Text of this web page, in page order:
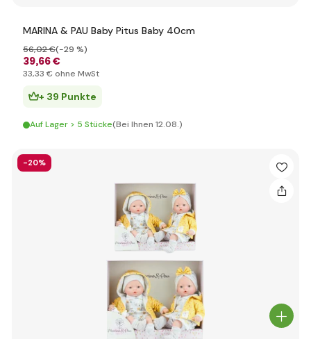
MARINA & PAU Baby Pitus Baby 40cm
39,66 €
56,02 €(-29 %)
33,33 € ohne MwSt
+ 39 Punkte
Auf Lager > 5 Stücke(Bei Ihnen 12.08.)
-20%